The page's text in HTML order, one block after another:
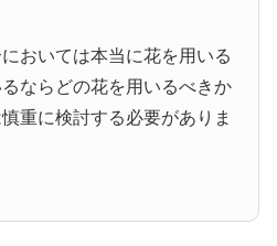
おいては本当に花を用いる
ならどの花を用いるべきか
重に検討する必要がありま